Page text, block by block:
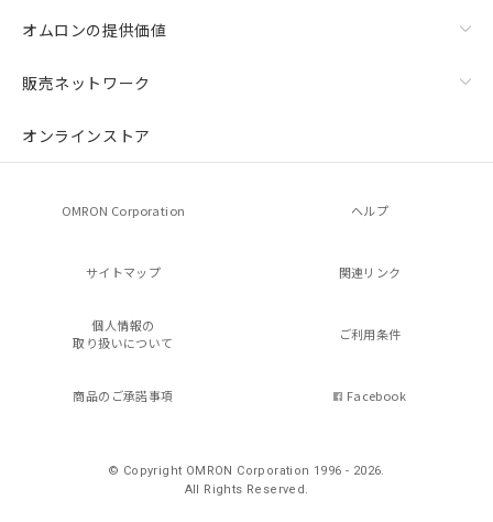
オムロンの提供価値
販売ネットワーク
オンラインストア
OMRON Corporation ヘルプ
サイトマップ 関連リンク
個人情報の
取り扱いについて
ご利用条件
商品のご承諾事項 Facebook
© Copyright OMRON Corporation 1996 - 2026.
All Rights Reserved.